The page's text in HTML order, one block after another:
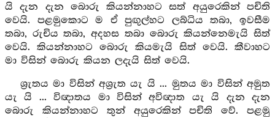
යි දැන දැන බොරු කියන්නාහට සත් අයුරෙකින් පචිති
වෙයි. පළමුකොට ම ඒ පුඟුල්හට ලබ්ධිය තබා, ඉවසීම
තබා, රුචිය තබා, අදහස තබා බොරු කියන්නෙමැයි සිත්
වෙයි. කියන්නාහට බොරු කියමැයි සිත් වෙයි. කීවාහට
මා විසින් බොරු කියන ලදැයි සිත් වෙයි.
ශ්‍රැතය මා විසින් අශ්‍රැත යැ යි ... මුතය මා විසින් අමුත
යැ යි ... විඥාතය මා විසින් අවිඥාත යැ යි දැන දැන
බොරු කියන්නාහට තුන් අයුරෙකින් පචිති වේ. පළමු